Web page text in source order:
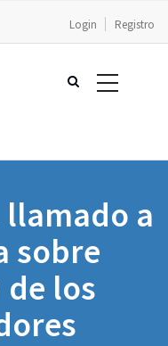
Login Registro
a
sobre
los